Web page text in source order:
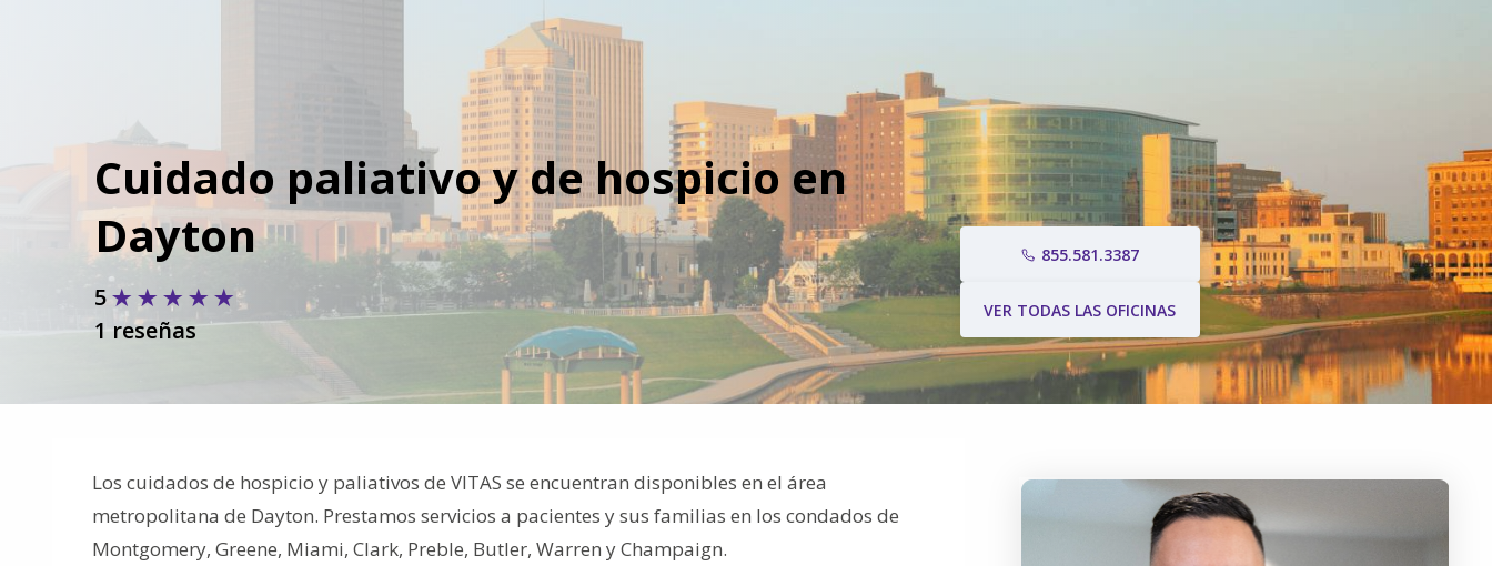
Cuidado paliativo y de hospicio en
Dayton
5
1 reseñas
855.581.3387
VER TODAS LAS OFICINAS
Los cuidados de hospicio y paliativos de VITAS se encuentran disponibles en el área
metropolitana de Dayton. Prestamos servicios a pacientes y sus familias en los condados de
Montgomery, Greene, Miami, Clark, Preble, Butler, Warren y Champaign.